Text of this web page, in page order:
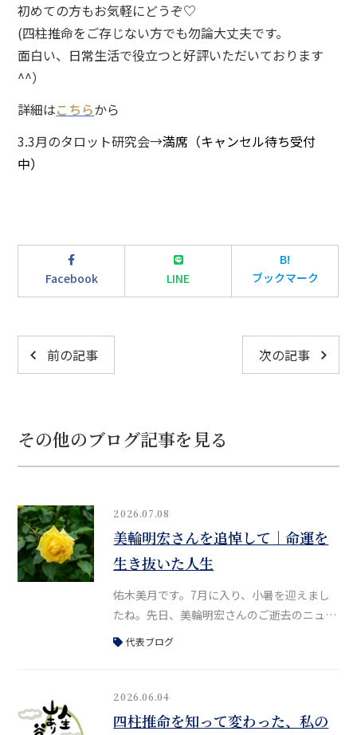
初めての方もお気軽にどうぞ♡
(四柱推命をご存じない方でも勿論大丈夫です。
面白い、日常生活で役立つと好評いただいております
^^）
詳細はこちらから
3.3月のタロット研究会→満席（キャンセル待ち受付
中）
Facebook LINE
B!
ブックマーク
前の記事 次の記事
その他のブログ記事を見る
2026.07.08
美輪明宏さんを追悼して｜命運を
生き抜いた人生
佑木美月です。7月に入り、小暑を迎えまし
たね。先日、美輪明宏さんのご逝去のニュー
スがありました。かねてより体調が優れない
やはり寂しさがこみ上げます。私は美輪さん
のファンで、30代の頃は大阪で、舞台「黒蜥
代表ブログ
2026.06.04
四柱推命を知って変わった、私の